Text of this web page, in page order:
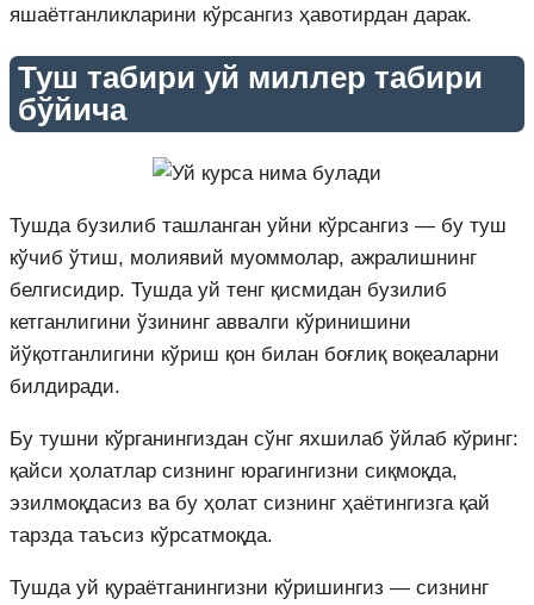
яшаётганликларини кўрсангиз ҳавотирдан дарак.
Туш табири уй миллер табири
бўйича
Тушда бузилиб ташланган уйни кўрсангиз — бу туш
кўчиб ўтиш, молиявий муоммолар, ажралишнинг
белгисидир. Тушда уй тенг қисмидан бузилиб
кетганлигини ўзининг аввалги кўринишини
йўқотганлигини кўриш қон билан боғлиқ воқеаларни
билдиради.
Бу тушни кўрганингиздан сўнг яхшилаб ўйлаб кўринг:
қайси ҳолатлар сизнинг юрагингизни сиқмоқда,
эзилмоқдасиз ва бу ҳолат сизнинг ҳаётингизга қай
тарзда таъсиз кўрсатмоқда.
Тушда уй қураётганингизни кўришингиз — сизнинг